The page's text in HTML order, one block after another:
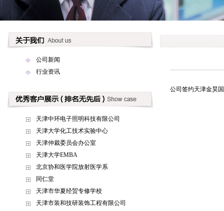
公司新闻
行业资讯
天津中环电子照明科技有限公司
天津大学化工技术实验中心
天津仲裁委员会办公室
天津大学EMBA
北京协和医学院放射医学系
同仁堂
天津市华夏经贸专修学校
天津市装和技研装饰工程有限公司
公司签约天津金昊